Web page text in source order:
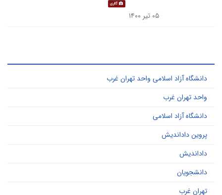
گالری
دانشگاه آزاد اسلامی واحد تهران غرب
واحد تهران غرب
دانشگاه آزاد اسلامی
پروین داداندیش
داداندیش
دانشجویان
تهران غرب